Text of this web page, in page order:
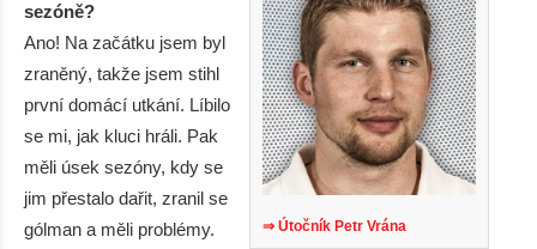
⇒ Útočník Petr Vrána
sezóně?
Ano! Na začátku jsem byl
zraněný, takže jsem stihl
první domácí utkání. Líbilo
se mi, jak kluci hráli. Pak
měli úsek sezóny, kdy se
jim přestalo dařit, zranil se
gólman a měli problémy.